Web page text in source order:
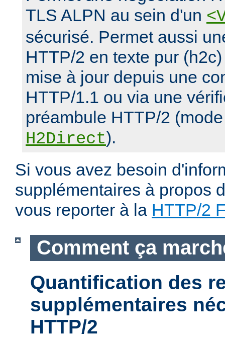
TLS ALPN au sein d'un
sécurisé. Permet aussi
HTTP/2 en texte pur
mise à jour depuis une
HTTP/1.1 ou via une
préambule HTTP/2
H2Direct).
Si vous avez besoin
supplémentaires à propos
vous reporter à la HTTP/2
Comment ça
Quantification des
supplémentaires
HTTP/2